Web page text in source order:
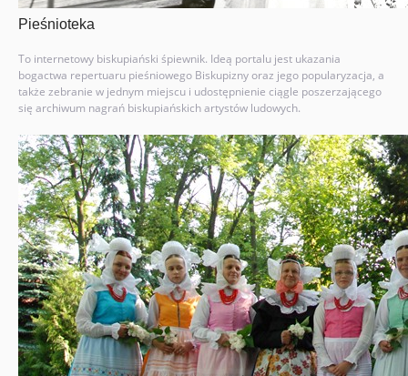
Pieśnioteka
To internetowy biskupiański śpiewnik. Ideą portalu jest ukazania
bogactwa repertuaru pieśniowego Biskupizny oraz jego popularyzacja, a
także zebranie w jednym miejscu i udostępnienie ciągle poszerzającego
się archiwum nagrań biskupiańskich artystów ludowych.